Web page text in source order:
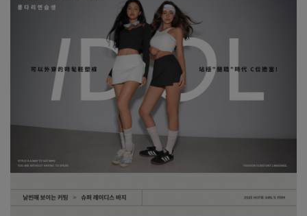
試穿報告：模特兒穿著S號
身高175cm／胸圍Bust：83cm
腰圍Waist：60cm／臀圍hips：90cm
試穿報告：模特兒穿著S號
洗滌注意事項：
※ 首次洗滌時，深色／飽和色系布料較易釋出多餘的固色劑，屬正
常現象。
※ 建議深色衣物於首次穿著前先行單獨下水清洗，有助釋出多餘染
劑，減少移染或掉色風險。
※ 請與淺色衣物分開洗滌，避免互相染色或產生移染情形。
摩擦或潮濕造成染色的可能性。